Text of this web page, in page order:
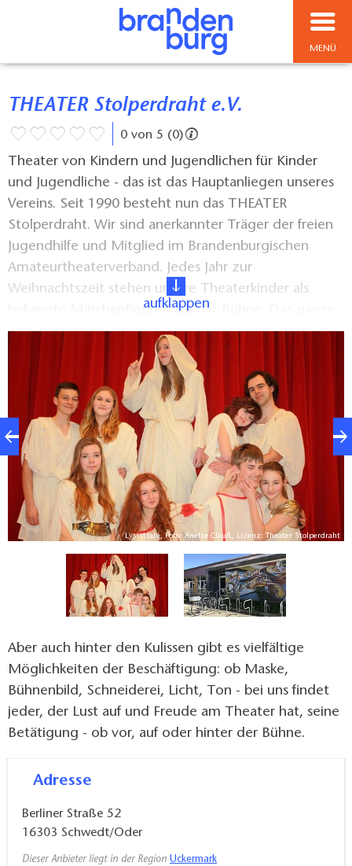
MENÜ
THEATER Stolperdraht e.V.
0 von 5 (0)
Theater von Kindern und Jugendlichen für Kinder
und Jugendliche - das ist das Hauptanliegen unseres
Vereins. Seit 1990 besteht nun das THEATER
Stolperdraht. Wir sind anerkannter Träger der freien
Jugendhilfe und Mitglied im Brandenburgischen
Amateurtheaterverband. Jedes Jahr zur
Weihnachtszeit stehen unsere Theaterkinder als
bekannte Märchenfiguren auf der Bühne. Das ganze
Jahr proben sie mit viel Liebe und Fleiß an ihrem
Weihnachtsmärchen und der schönste Lohn ist die
Freude und Begeisterung der Theaterbesucher. Mit
kleinen Kinderstücken für den Sommer und zur
Weihnachtszeit sind unsere Kinder gern gesehene
Gäste in den Kindereinrichtungen und auf Festen der
Region. Auch unser Jugendensemble erarbeitet jedes
Jahr mindestens ein neues Stück. Die Auswahl
bezieht sich auf Themen, die vorrangig junge
Menschen berühren und zum Nachdenken anregen
sollen. Auch 3 Tanzgruppen und der Primania
Karnevalsklub Schwedt gehören zum Verein.
aufklappen
Lysistrate, Foto: Anette Clauß, Lizenz: Theater Stolperdraht
Aber auch hinter den Kulissen gibt es vielfältige
Möglichkeiten der Beschäftigung: ob Maske,
Bühnenbild, Schneiderei, Licht, Ton - bei uns findet
jeder, der Lust auf und Freude am Theater hat, seine
Betätigung - ob vor, auf oder hinter der Bühne.
Adresse
Berliner Straße 52
16303 Schwedt/Oder
Dieser Anbieter liegt in der Region Uckermark